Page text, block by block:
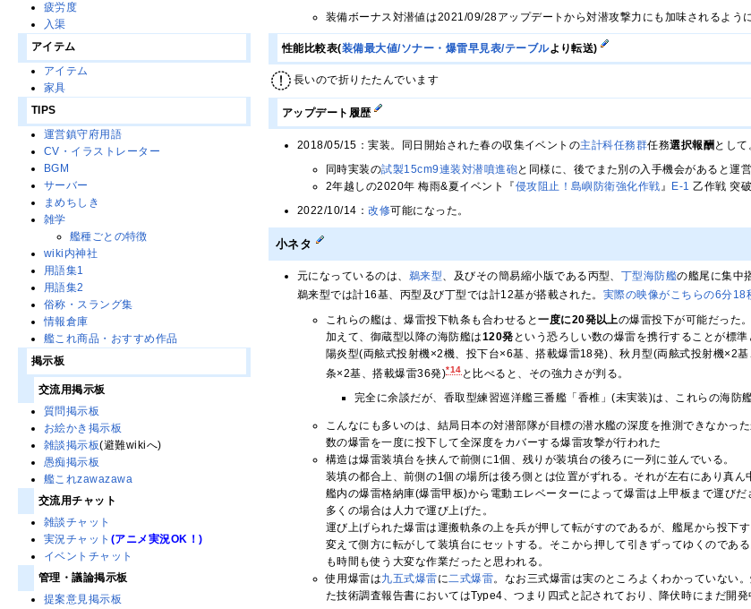
装備ボーナス対潜値は2021/09/28アップデートから対潜攻撃力にも加味されるよう
性能比較表(装備最大値/ソナー・爆雷早見表/テーブルより転送)
長いので折りたたんでいます
アップデート履歴
2018/05/15：実装。同日開始された春の収集イベントの主計科任務群任務選択報酬 として
同時実装の試製15cm9連装対潜噴進砲と同様に、後でまた別の入手機会があると運
2年越しの2020年 梅雨&夏イベント『侵攻阻止！島嶼防衛強化作戦』 E-1 乙作戦 突
2022/10/14：改修可能になった。
小ネタ
元になっているのは、 鵜来型、及びその簡易縮小版である丙型、 丁型海防艦の艦尾に集中
鵜来型では計16基、丙型及び丁型では計12基が搭載された。 実際の映像がこちらの6分18
これらの艦は、爆雷投下軌条も合わせると一度に20発以上の爆雷投下が可能だった。
加えて、御蔵型以降の海防艦は120発 という恐ろしい数の爆雷を携行することが標
陽炎型(両舷式投射機×2機、投下台×6基、搭載爆雷18発)、秋月型(両舷式投射機×2
条×2基、搭載爆雷36発)*14と比べると、その強力さが判る。
完全に余談だが、香取型練習巡洋艦三番艦「香椎」(未実装)は、これらの海防
こんなにも多いのは、結局日本の対潜部隊が目標の潜水艦の深度を推測できなかった
数の爆雷を一度に投下して全深度をカバーする爆雷攻撃が行われた
構造は爆雷装填台を挟んで前側に1個、残りが装填台の後ろに一列に並んでいる。
装填の都合上、前側の1個の場所は後ろ側とは位置がずれる。それが左右にあり真ん
艦内の爆雷格納庫(爆雷甲板)から電動エレベーターによって爆雷は上甲板まで運び
多くの場合は人力で運び上げた。
運び上げられた爆雷は運搬軌条の上を兵が押して転がすのであるが、艦尾から投下
変えて側方に転がして装填台にセットする。そこから押して引きずってゆくのであ
も時間も使う大変な作業だったと思われる。
使用爆雷は九五式爆雷に二式爆雷。なお三式爆雷は実のところよくわかっていない
た技術調査報告書においてはType4、つまり四式と記されており、降伏時にまだ開発
疲労度
入渠
アイテム
アイテム
家具
TIPS
運営鎮守府用語
CV・イラストレーター
BGM
サーバー
まめちしき
雑学
艦種ごとの特徴
wiki内神社
用語集1
用語集2
俗称・スラング集
情報倉庫
艦これ商品・おすすめ作品
掲示板
交流用掲示板
質問掲示板
お絵かき掲示板
雑談掲示板(避難wikiへ)
愚痴掲示板
艦これzawazawa
交流用チャット
雑談チャット
実況チャット (アニメ実況OK！)
イベントチャット
管理・議論掲示板
提案意見掲示板